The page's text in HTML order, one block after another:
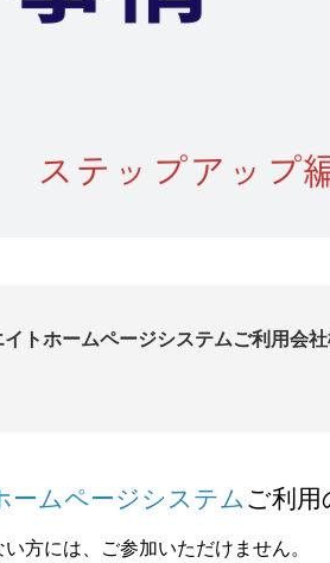
トホームページシステムご利用会
ームページシステム ご利
方には、ご参加いただけません。